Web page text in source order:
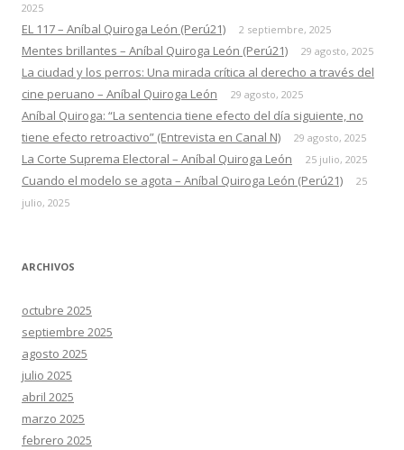
2025
EL 117 – Aníbal Quiroga León (Perú21) 2 septiembre, 2025
Mentes brillantes – Aníbal Quiroga León (Perú21) 29 agosto, 2025
La ciudad y los perros: Una mirada crítica al derecho a través del
cine peruano – Aníbal Quiroga León
29 agosto, 2025
Aníbal Quiroga: “La sentencia tiene efecto del día siguiente, no
tiene efecto retroactivo” (Entrevista en Canal N)
29 agosto, 2025
La Corte Suprema Electoral – Aníbal Quiroga León 25 julio, 2025
Cuando el modelo se agota – Aníbal Quiroga León (Perú21)
25
julio, 2025
ARCHIVOS
octubre 2025
septiembre 2025
agosto 2025
julio 2025
abril 2025
marzo 2025
febrero 2025